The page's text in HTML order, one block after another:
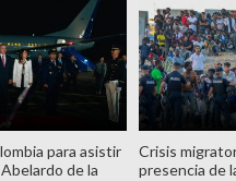
para asistir
de la
Crisis
presencia de